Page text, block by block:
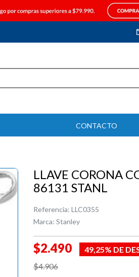
CONTACTO
LLAVE CORONA
86131 STANL
Referencia: LLC0355
Marca: Stanley
$2.490
49,25% DE
$4.906